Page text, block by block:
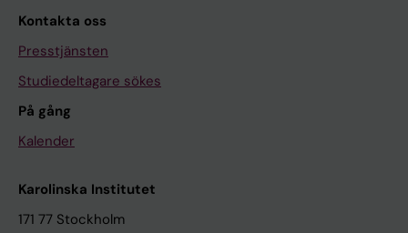
Kontakta oss
Presstjänsten
Studiedeltagare sökes
På gång
Kalender
Karolinska Institutet
171 77 Stockholm